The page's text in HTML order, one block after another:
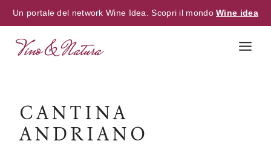
Un portale del network Wine Idea. Scopri il mondoWine idea
CANTINA
ANDRIANO